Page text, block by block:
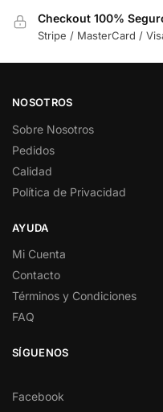
Checkout 100%
Stripe / MasterCard /
NOSOTROS
Sobre Nosotros
Pedidos
Calidad
Política de Privacidad
AYUDA
Mi Cuenta
Contacto
Términos y Condiciones
FAQ
SÍGUENOS
Facebook